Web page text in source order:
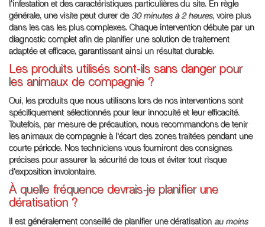
l'infestation et des caractéristiques particulières du site. En règle
générale, une visite peut durer de 30 minutes à 2 heures, voire plus
dans les cas les plus complexes. Chaque intervention débute par un
diagnostic complet afin de planifier une solution de traitement
adaptée et efficace, garantissant ainsi un résultat durable.
Les produits utilisés sont-ils sans danger pour
les animaux de compagnie ?
Oui, les produits que nous utilisons lors de nos interventions sont
spécifiquement sélectionnés pour leur innocuité et leur efficacité.
Toutefois, par mesure de précaution, nous recommandons de tenir
les animaux de compagnie à l'écart des zones traitées pendant une
courte période. Nos techniciens vous fourniront des consignes
précises pour assurer la sécurité de tous et éviter tout risque
d'exposition involontaire.
À quelle fréquence devrais-je planifier une
dératisation ?
Il est généralement conseillé de planifier une dératisation au moins